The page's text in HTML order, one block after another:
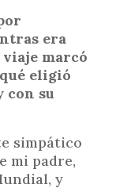
era
viaje marcó
eligió
con su
simpático
mi padre,
y